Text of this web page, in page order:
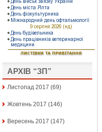
АРХІВ “ЗП”
Листопад 2017 (69)
Жовтень 2017 (146)
Вересень 2017 (147)